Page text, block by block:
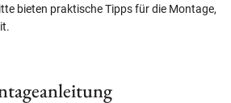
bieten praktische Tipps für die Montage,